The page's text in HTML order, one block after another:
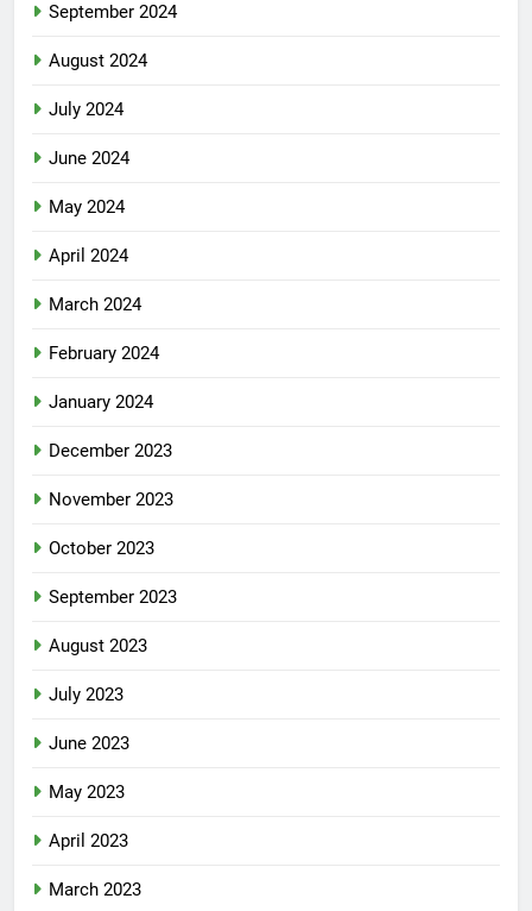
September 2024
August 2024
July 2024
June 2024
May 2024
April 2024
March 2024
February 2024
January 2024
December 2023
November 2023
October 2023
September 2023
August 2023
July 2023
June 2023
May 2023
April 2023
March 2023